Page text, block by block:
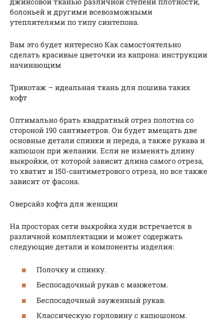
болоньей и другими всевозможными
утеплителями по типу синтепона.
Вам это будет интересно Как самостоятельно
сделать красивые цветочки из капрона: инструкции
начинающим
Трикотаж – идеальная ткань для пошива таких
кофт
Оптимально брать квадратный отрез полотна со
стороной 190 сантиметров. Он будет вмещать две
основные детали спинки и переда, а также рукава и
капюшон при желании. Если не изменять длину
выкройки, от которой зависит длина самого отреза,
то хватит и 150-сантиметрового отреза, но все также
зависит от фасона.
Оверсайз кофта для женщин
На просторах сети выкройка худи встречается в
различной комплектации и может содержать
следующие детали и компоненты изделия:
Полочку и спинку.
Беспосадочный рукав с манжетом.
Беспосадочный зауженный рукав.
Классическую горловину с капюшоном.